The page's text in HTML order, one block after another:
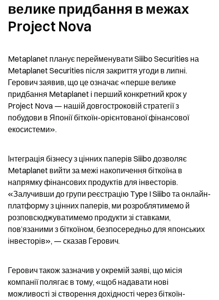
велике придбання в межах
Project Nova
Metaplanet планує перейменувати Siiibo Securities на
Metaplanet Securities після закриття угоди в липні.
Герoвич заявив, що це означає «перше велике
придбання Metaplanet і перший конкретний крок у
Project Nova — нашій довгостроковій стратегії з
побудови в Японії біткоїн-орієнтованої фінансової
екосистеми».
Інтеграція бізнесу з цінних паперів Siiibo дозволяє
Metaplanet вийти за межі накопичення біткоїна в
напрямку фінансових продуктів для інвесторів.
«Залучивши до групи реєстрацію Type I Siiibo та онлайн-
платформу з цінних паперів, ми розроблятимемо й
розповсюджуватимемо продукти зі ставками,
пов’язаними з біткоїном, безпосередньо для японських
інвесторів», — сказав Герoвич.
Герoвич також зазначив у окремій заяві, що місія
компанії полягає в тому, «щоб надавати нові
можливості зі створення дохідності через біткоїн-